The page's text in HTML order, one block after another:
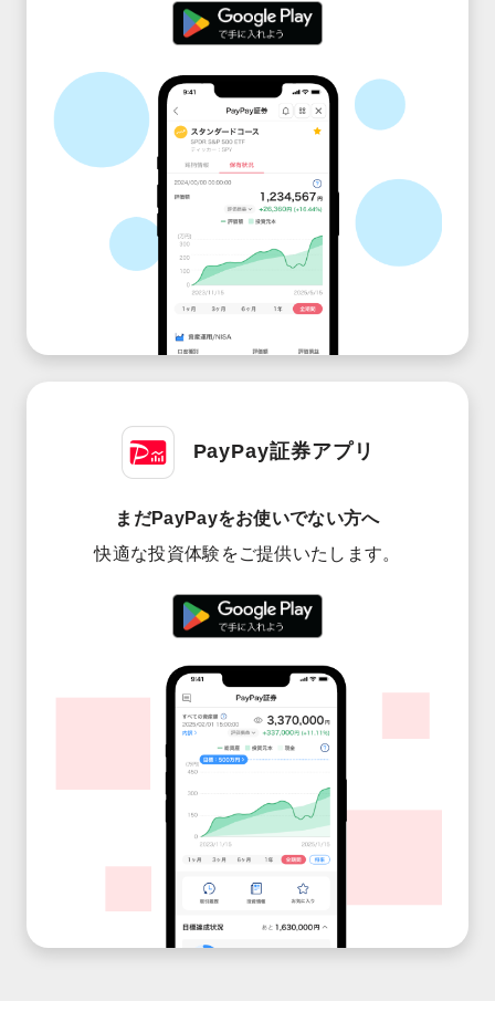
PayPay証券アプリ
まだPayPayをお使いでない方へ
快適な投資体験をご提供いたします。